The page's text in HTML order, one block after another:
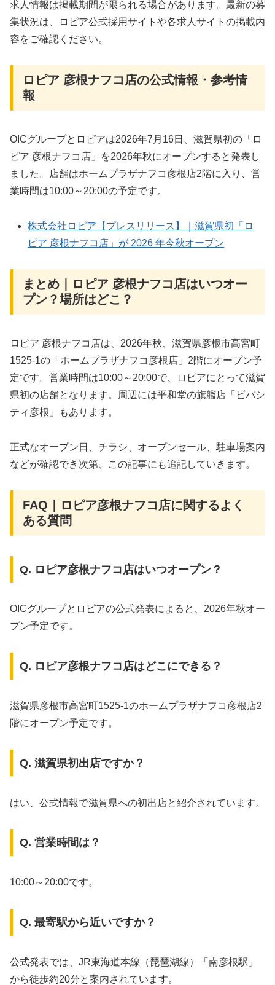
求人情報は掲載期間が限られる場合があります。最新の募
集状況は、ロピア公式採用サイトや各求人サイトの掲載内
容をご確認ください。
ロピア 彦根ナフコ店の公式情報・参考情
報
OICグループとロピアは2026年7月16日、滋賀県初の「ロ
ピア 彦根ナフコ店」を2026年秋にオープンすると発表し
ました。店舗はホームプラザナフコ彦根店2階に入り、営
業時間は10:00～20:00の予定です。
株式会社ロピア【プレスリリース】｜滋賀県初「ロ
ピア 彦根ナフコ店」が 2026 年今秋オープン
まとめ｜ロピア 彦根ナフコ店はいつオー
プン？場所はどこ？
ロピア 彦根ナフコ店は、2026年秋、滋賀県彦根市高宮町
1525-1の「ホームプラザナフコ彦根店」2階にオープン予
定です。営業時間は10:00～20:00で、ロピアにとって滋賀
県初の店舗となります。周辺には平和堂の旗艦店「ビバシ
ティ彦根」もあります。
正式なオープン日、チラシ、オープンセール、駐車場案内
などが確認でき次第、この記事にも追記していきます。
FAQ｜ロピア彦根ナフコ店に関するよく
ある質問
Q. ロピア彦根ナフコ店はいつオープン？
OICグループとロピアの公式発表によると、2026年秋オー
プン予定です。
Q. ロピア彦根ナフコ店はどこにできる？
滋賀県彦根市高宮町1525-1のホームプラザナフコ彦根店2
階にオープン予定です。
Q. 滋賀県初出店ですか？
はい、公式情報で滋賀県への初出店と紹介されています。
Q. 営業時間は？
10:00～20:00です。
Q. 最寄駅から近いですか？
公式発表では、JR東海道本線（琵琶湖線）「南彦根駅」
から徒歩約20分と案内されています。